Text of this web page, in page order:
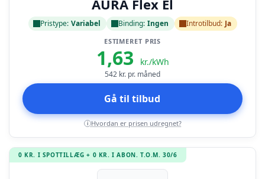
AURA Flex El
Pristype: Variabel Binding: Ingen Introtilbud: Ja
ESTIMERET PRIS
1,63 kr./kWh
542 kr. pr. måned
Gå til tilbud
i Hvordan er prisen udregnet?
0 KR. I SPOTTILLÆG + 0 KR. I ABON. T.O.M. 30/6